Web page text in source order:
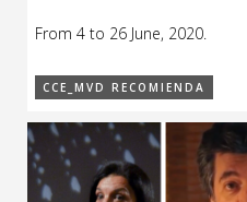
From 4 to 26 June, 2020.
CCE_MVD RECOMIENDA